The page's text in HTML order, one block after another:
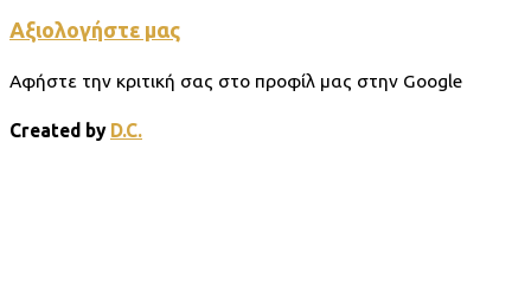
Αξιολογήστε μας
Αφήστε την κριτική σας στο προφίλ μας στην Google
Created by D.C.